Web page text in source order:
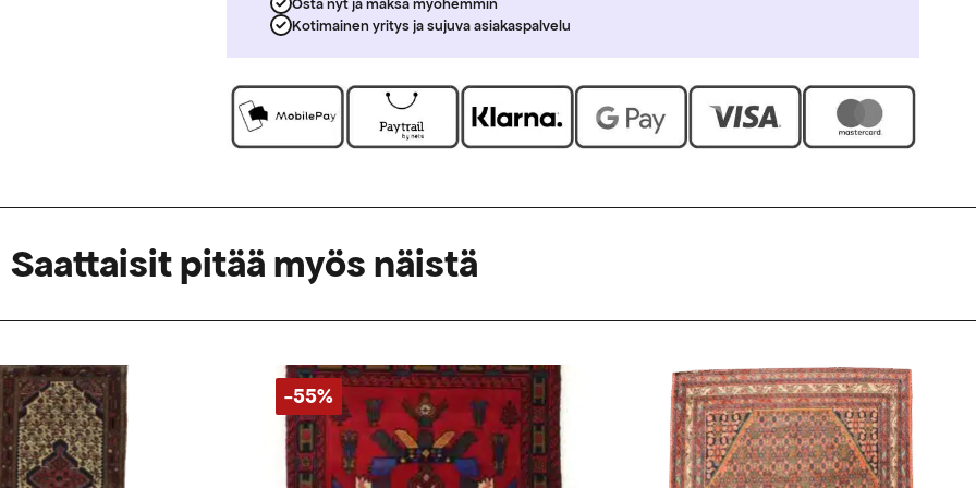
Kotimainen yritys ja sujuva asiakaspalvelu
Saattaisit pitää myös näistä
-55%